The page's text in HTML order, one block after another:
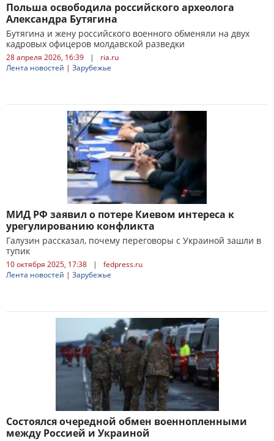
Польша освободила российского археолога
Александра Бутягина
Бутягина и жену российского военного обменяли на двух
кадровых офицеров молдавской разведки
28 апреля 2026, 16:39 |
ria.ru
Лента новостей | Зарубежье
МИД РФ заявил о потере Киевом интереса к
урегулированию конфликта
Галузин рассказал, почему переговоры с Украиной зашли в
тупик
10 октября 2025, 17:38 |
fedpress.ru
Лента новостей | Зарубежье
Состоялся очередной обмен военнопленными
между Россией и Украиной